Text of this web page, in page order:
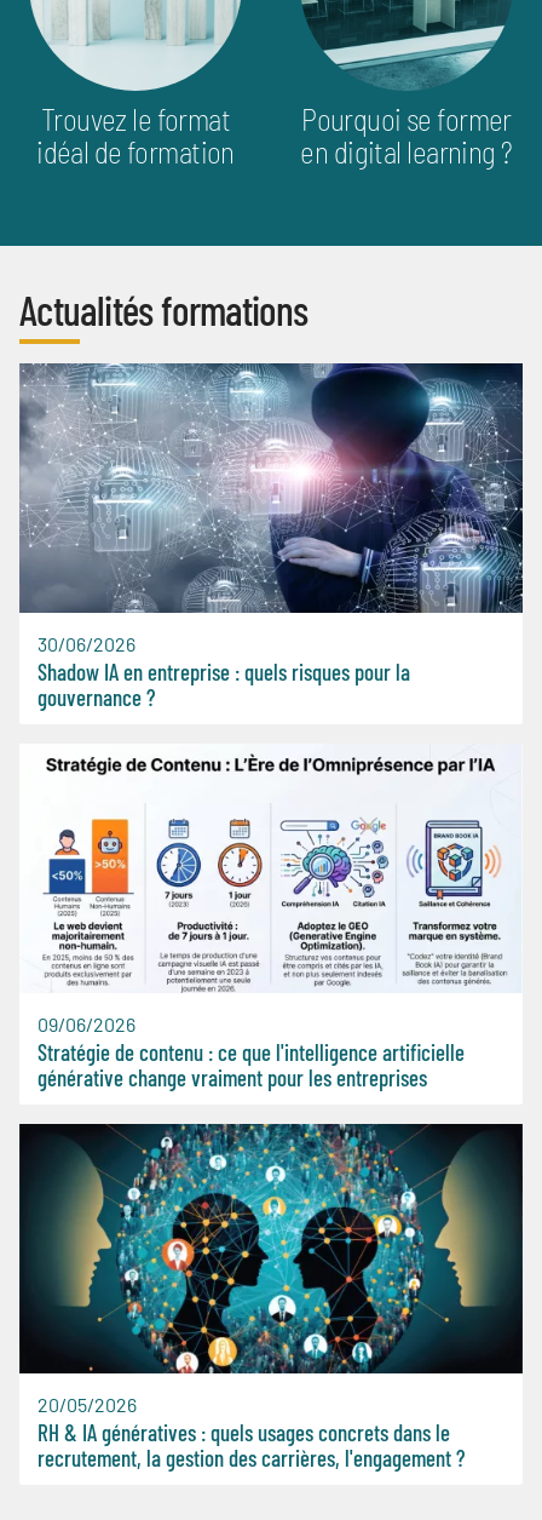
Trouvez le format
idéal de formation
Pourquoi se former
en digital learning ?
Actualités formations
30/06/2026
Shadow IA en entreprise : quels risques pour la
gouvernance ?
09/06/2026
Stratégie de contenu : ce que l'intelligence artificielle
générative change vraiment pour les entreprises
20/05/2026
RH & IA génératives : quels usages concrets dans le
recrutement, la gestion des carrières, l'engagement ?